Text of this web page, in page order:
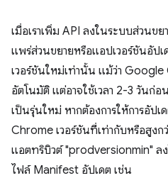
เมื่อเราเพิ่ม API ลงในระบบส่วนข
แพร่ส่วนขยายหรือแอปเวอร์ชันอัปเ
เวอร์ชันใหม่เท่านั้น แม้ว่า Google
อัตโนมัติ แต่อาจใช้เวลา 2-3 วันก่
เป็นรุ่นใหม่ หากต้องการให้การอัป
Chrome เวอร์ชันที่เท่ากับหรือสูงก
แอตทริบิวต์ "prodversionmin" ล
ไฟล์ Manifest อัปเดต เช่น